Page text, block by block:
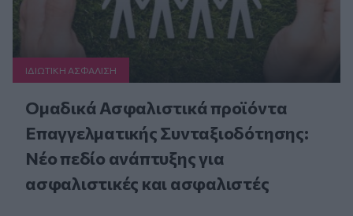
ΙΔΙΩΤΙΚΗ ΑΣΦAΛΙΣΗ
Ομαδικά Ασφαλιστικά προϊόντα
Επαγγελματικής Συνταξιοδότησης:
Νέο πεδίο ανάπτυξης για
ασφαλιστικές και ασφαλιστές